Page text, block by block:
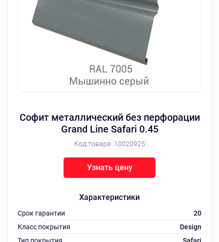
Софит металлический без перфорации
Grand Line Safari 0.45
Код товара: 10020925
Характеристики
Срок гарантии
20
Класс покрытия
Design
Узнать цену